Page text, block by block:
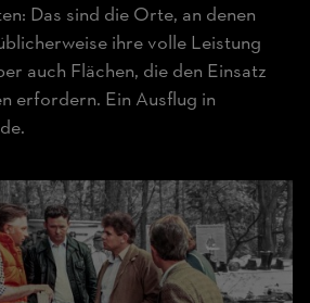
Das sind die Orte, an denen
ihre volle Leistung
auch Flächen, die den Einsatz
erfordern. Ein Ausflug in